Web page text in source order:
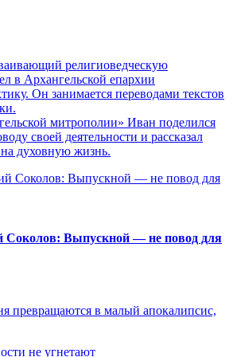
религиоведческую
в Архангельской епархии
Он занимается переводами текстов
митрополии» Иван поделился
своей деятельности и рассказал
на духовную жизнь.
Соколов: Выпускной — не повод для
превращаются в малый апокалипсис,